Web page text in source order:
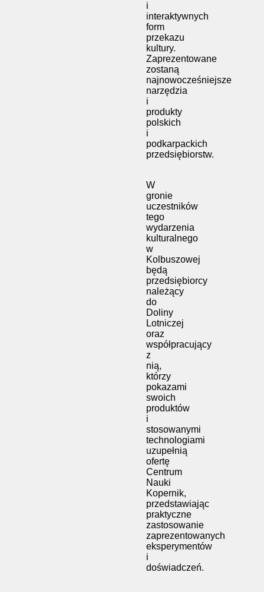
i
interaktywnych
form
przekazu
kultury.
Zaprezentowane
zostaną
najnowocześniejsze
narzędzia
i
produkty
polskich
i
podkarpackich
przedsiębiorstw.
W
gronie
uczestników
tego
wydarzenia
kulturalnego
w
Kolbuszowej
będą
przedsiębiorcy
należący
do
Doliny
Lotniczej
oraz
współpracujący
z
nią,
którzy
pokazami
swoich
produktów
i
stosowanymi
technologiami
uzupełnią
ofertę
Centrum
Nauki
Kopernik,
przedstawiając
praktyczne
zastosowanie
zaprezentowanych
eksperymentów
i
doświadczeń.